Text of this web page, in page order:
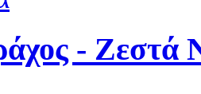
- Ζεστά